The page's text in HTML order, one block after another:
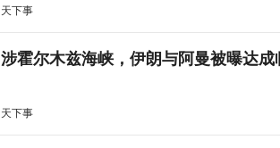
天下事
涉霍尔木兹海峡，伊朗与阿曼被曝达
天下事